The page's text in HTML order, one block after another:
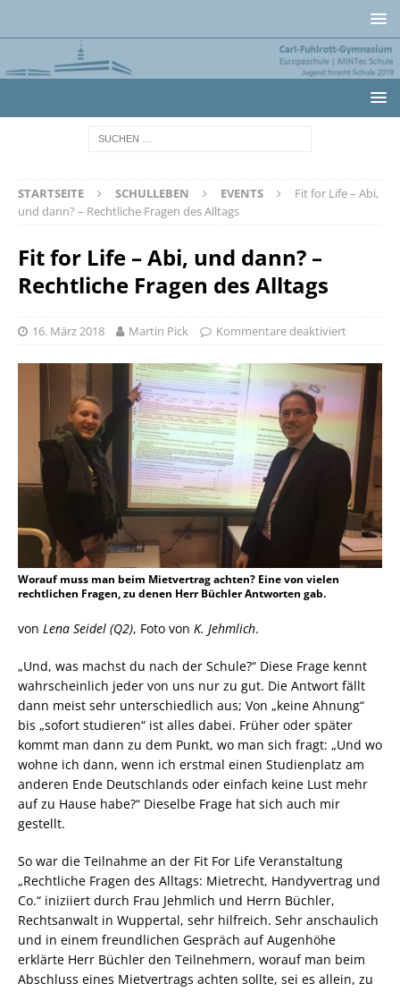
STARTSEITE SCHULLEBEN EVENTS
Fit for Life – Abi,
und dann? – Rechtliche Fragen des Alltags
Fit for Life – Abi, und dann? –
Rechtliche Fragen des Alltags
16. März 2018 Martin Pick Kommentare deaktiviert
Worauf muss man beim Mietvertrag achten? Eine von vielen
rechtlichen Fragen, zu denen Herr Büchler Antworten gab.
von Lena Seidel (Q2), Foto von K. Jehmlich.
„Und, was machst du nach der Schule?“ Diese Frage kennt
wahrscheinlich jeder von uns nur zu gut. Die Antwort fällt
dann meist sehr unterschiedlich aus; Von „keine Ahnung“
bis „sofort studieren“ ist alles dabei. Früher oder später
kommt man dann zu dem Punkt, wo man sich fragt: „Und wo
wohne ich dann, wenn ich erstmal einen Studienplatz am
anderen Ende Deutschlands oder einfach keine Lust mehr
auf zu Hause habe?“ Dieselbe Frage hat sich auch mir
gestellt.
So war die Teilnahme an der Fit For Life Veranstaltung
„Rechtliche Fragen des Alltags: Mietrecht, Handyvertrag und
Co.“ iniziiert durch Frau Jehmlich und Herrn Büchler,
Rechtsanwalt in Wuppertal, sehr hilfreich. Sehr anschaulich
und in einem freundlichen Gespräch auf Augenhöhe
erklärte Herr Büchler den Teilnehmern, worauf man beim
Abschluss eines Mietvertrags achten sollte, sei es allein, zu